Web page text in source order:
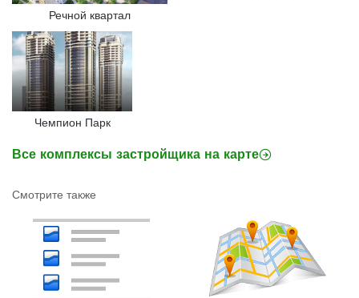
Речной квартал
Чемпион Парк
Все комплексы застройщика на карте
Смотрите также